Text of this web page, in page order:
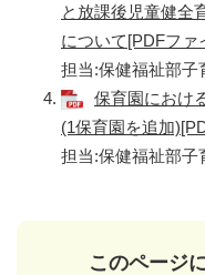
と放課後児童健全
について[PDFファ
担当:保健福祉部子
保育園におけ
(1保育園を追加
担当:保健福祉部子
このページ